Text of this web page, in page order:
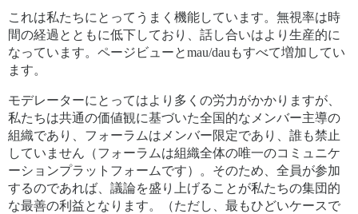
これは私たちにとってうまく機能しています。無視率は時
間の経過とともに低下しており、話し合いはより生産的に
なっています。ページビューとmau/dauもすべて増加してい
ます。
モデレーターにとってはより多くの労力がかかりますが、
私たちは共通の価値観に基づいた全国的なメンバー主導の
組織であり、フォーラムはメンバー限定であり、誰も禁止
していません（フォーラムは組織全体の唯一のコミュニケ
ーションプラットフォームです）。そのため、全員が参加
するのであれば、議論を盛り上げることが私たちの集団的
な最善の利益となります。（ただし、最もひどいケースで